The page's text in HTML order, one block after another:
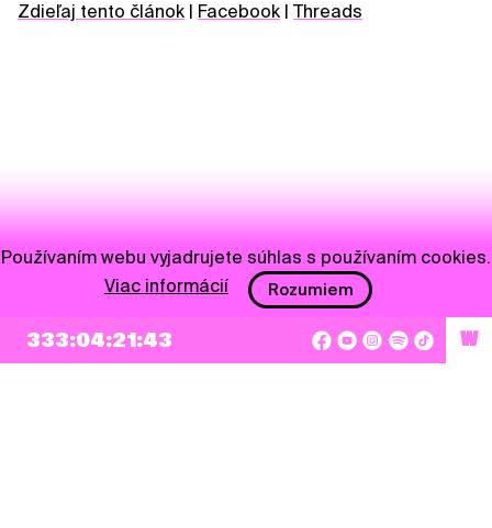
Zdieľaj tento článok Facebook Threads
NEWSLETTER
333:04:21:43 W
Používaním webu vyjadrujete súhlas s používaním cookies.
Viac informácií
Rozumiem